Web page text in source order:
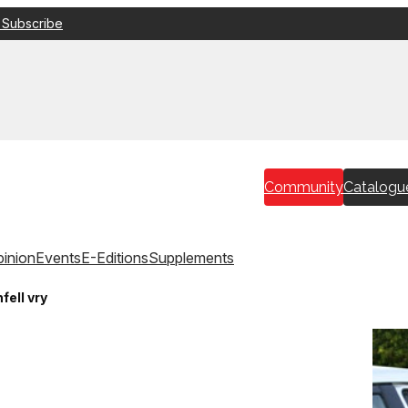
Community
EventsE-EditionsSupplements
vry